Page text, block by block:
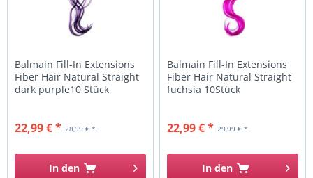
Balmain Fill-In Extensions
Fiber Hair Natural Straight
dark purple10 Stück
28,99 € *
22,99 € *
In den
Balmain Fill-In Extensions
Fiber Hair Natural Straight
fuchsia 10Stück
29,99 € *
22,99 € *
In den